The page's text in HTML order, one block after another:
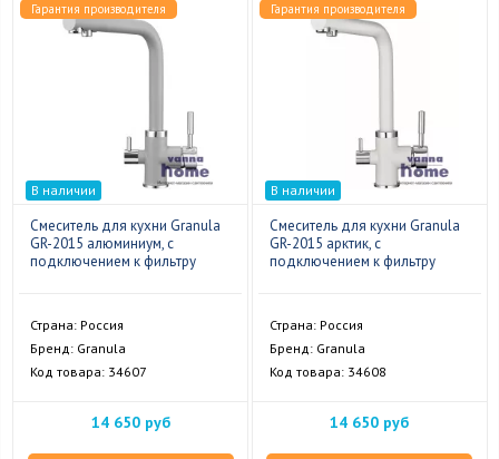
Гарантия производителя
В наличии
Смеситель для кухни Granula
GR-2015 алюминиум, с
подключением к фильтру
Страна: Россия
Бренд: Granula
Код товара: 34607
14 650 руб
Гарантия производителя
В наличии
Смеситель для кухни Granula
GR-2015 арктик, с
подключением к фильтру
Страна: Россия
Бренд: Granula
Код товара: 34608
14 650 руб